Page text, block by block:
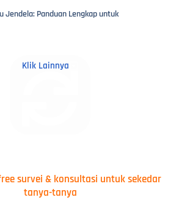
Jendela: Panduan Lengkap untuk
Klik Lainnya
survei & konsultasi untuk sekedar
tanya-tanya